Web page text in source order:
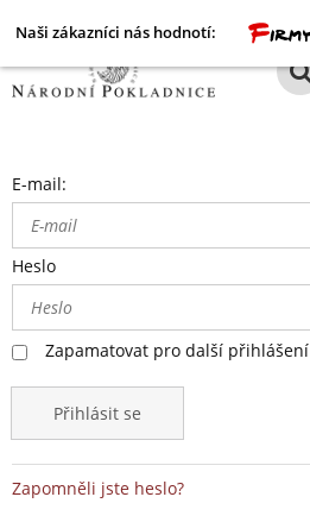
Naši zákazníci nás hodnotí:
E-mail:
Heslo
Zapamatovat pro další přihlášení
Přihlásit se
Zapomněli jste heslo?